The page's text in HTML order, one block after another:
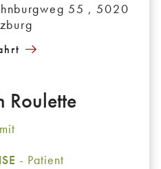
55 , 5020
Roulette
mit
- Patient